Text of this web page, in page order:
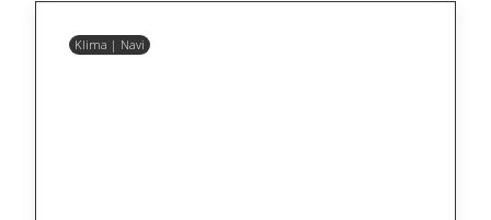
Klima | Navi